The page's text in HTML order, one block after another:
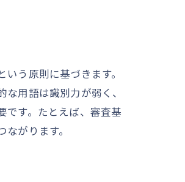
う原則に基づきます。
用語は識別力が弱く、
です。たとえば、審査基
がります。